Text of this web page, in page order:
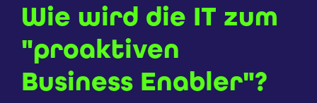
Wie wird die IT zum
"proaktiven
Business Enabler"?